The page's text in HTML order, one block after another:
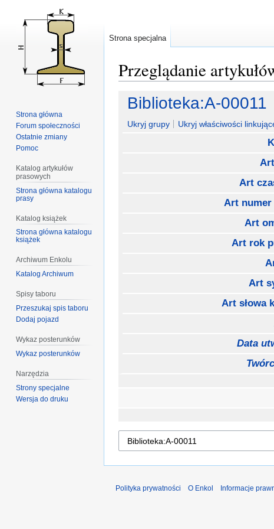
Przeglądanie
Przejdź
nawigacji
Przejdź
wyszukiwania
Biblioteka:A-00011
Ukryj grupy Ukryj właściwości
Art
Art numer
Art
Art rok
Art
Art słowa
Data
Strona specjalna
Strona główna
Forum społeczności
Ostatnie zmiany
Pomoc
Katalog artykułów
prasowych
Strona główna katalogu
prasy
Katalog książek
Strona główna katalogu
książek
Archiwum Enkolu
Katalog Archiwum
Spisy taboru
Przeszukaj spis taboru
Dodaj pojazd
Wykaz posterunków
Wykaz posterunków
Narzędzia
Strony specjalne
Wersja do druku
Polityka prywatności O Enkol Informacje